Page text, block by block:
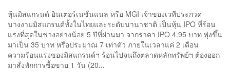
หุ้นมิสแกรนด์ อินเตอร์เนชั่นแนล หรือ MGI เจ้าของเวทีประกวด
นางงามมิสแกรนด์ทั้งในไทยและระดับนานาชาติ เป็นหุ้น IPO ที่ร้อน
แรงที่สุดในช่วงอย่างน้อย 5 ปีที่ผ่านมา จากราคา IPO 4.95 บาท พุ่งขึ้น
มาเป็น 35 บาท หรือประมาณ 7 เท่าตัว ภายในเวลาแค่ 2 เดือน
ความร้อนแรงของมิสแกรนด์ฯ ร้อนไปจนถึงตลาดหลักทรัพย์ฯ ต้องออก
มาสั่งพักการซื้อขาย 1 วัน (20...